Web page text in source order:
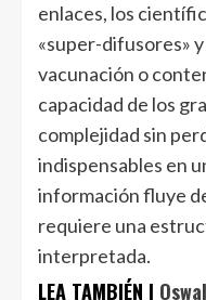
enlaces, los
«super-difusores»
vacunación o
capacidad de los
complejidad sin
indispensables en
información fluye
requiere una
interpretada.
LEA TAMBIÉN |